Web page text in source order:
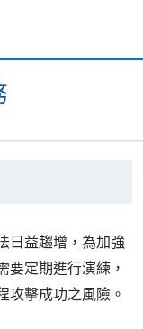
日益趨增，為加強
要定期進行演練，
攻擊成功之風險。